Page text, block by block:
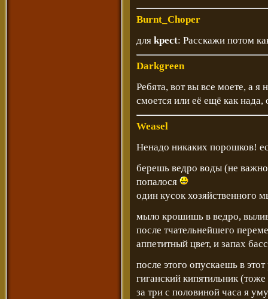
Burnt_Choper
для kpect: Расскажи потом
Darkgreen
Ребята, вот вы все моете, а
смоется или её ещё как нада,
Weasel
Ненадо никаких порошков!
берешь ведро воды (не
попалося
один кусок хозяйственного
мыло крошишь в ведро,
после тчательнейшего
аппетитный цвет, и запах
после этого опускаешь в
гиганский кипятильник
за три с половиной часа я